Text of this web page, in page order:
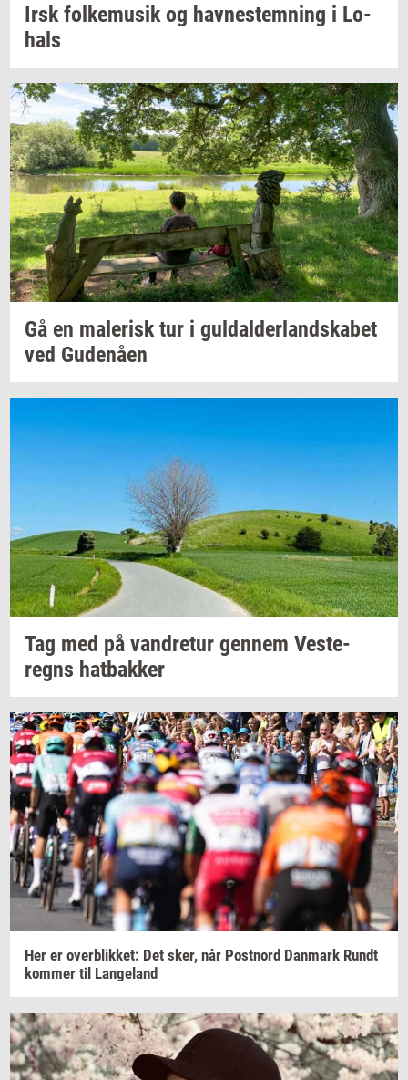
Irskfol­kemu­sikog hav­ne­stem­ning i Lo­
hals
Gå en ma­le­risktur i gul­dal­der­land­ska­bet
ved Gu­denå­en
Tag med på van­dre­tur gen­nem Ve­ste­
regns hat­bak­ker
Her er over­blik­ket: Det sker, når Po­st­n­ord Dan­mark Rundt
kom­mer til Lan­geland